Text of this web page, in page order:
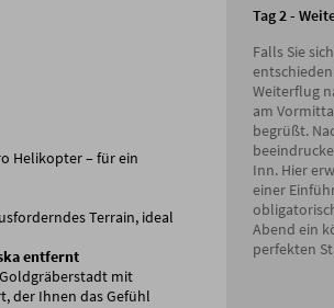
Helikopter – für ein
Terrain, ideal
entfernt
mit
der Ihnen das Gefühl
Tag 2 -
Falls Sie
Weiterflug
am
begrüßt.
Inn. Hier
einer
Abend ein
perfekten